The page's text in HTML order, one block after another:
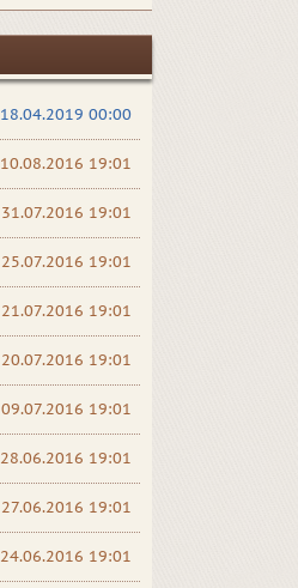
18.04.2019 00:00
10.08.2016 19:01
31.07.2016 19:01
25.07.2016 19:01
21.07.2016 19:01
20.07.2016 19:01
09.07.2016 19:01
28.06.2016 19:01
27.06.2016 19:01
24.06.2016 19:01